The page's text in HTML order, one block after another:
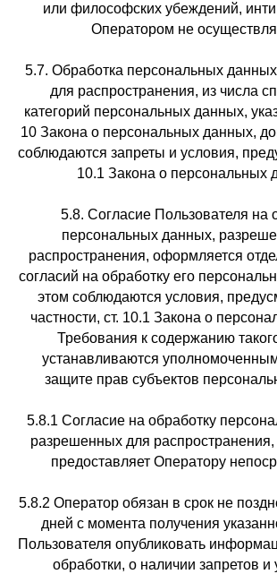
или философских убеждений,
Оператором не
5.7. Обработка персональных
для распространения, из числа
категорий персональных данных,
10 Закона о персональных данных,
соблюдаются запреты и условия,
10.1 Закона о персональных
5.8. Согласие Пользователя на
персональных данных,
распространения, оформляется
согласий на обработку его
этом соблюдаются условия,
частности, ст. 10.1 Закона о
Требования к содержанию
устанавливаются
защите прав субъектов
5.8.1 Согласие на обработку
разрешенных для распространения,
предоставляет Оператору
5.8.2 Оператор обязан в срок не
дней с момента получения
Пользователя опубликовать
обработки, о наличии запретов и